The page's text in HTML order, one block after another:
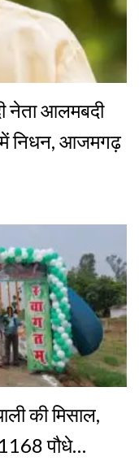
नेता आलमबदी
में निधन, आजमगढ़
की मिसाल,
पौधे…